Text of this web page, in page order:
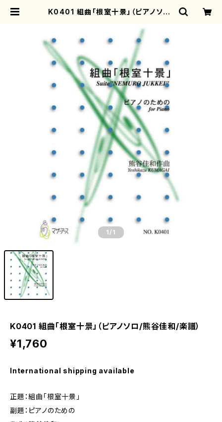
K0401 組曲「根室十景」（ピアノソロ/
1 /1
K0401 組曲「根室十景」（ピアノソロ/熊谷佳和/楽譜）
¥1,760
International shipping available
正題：組曲「根室十景」
副題：ピアノのための